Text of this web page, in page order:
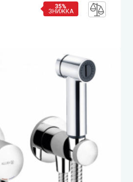
35%
ЗНИЖКА